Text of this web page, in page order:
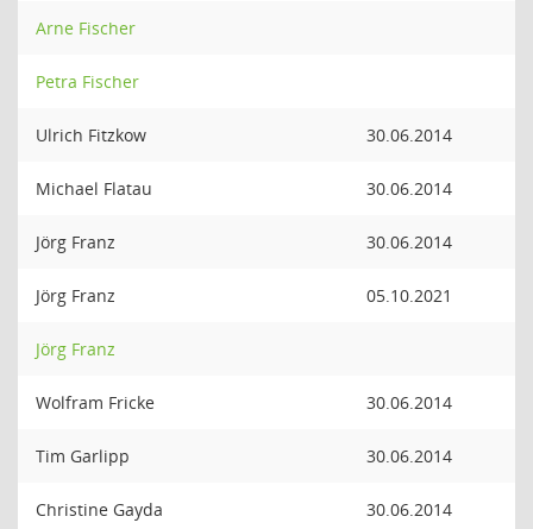
Arne Fischer
Petra Fischer
Ulrich Fitzkow 30.06.2014
Michael Flatau 30.06.2014
Jörg Franz 30.06.2014
Jörg Franz 05.10.2021
Jörg Franz
Wolfram Fricke 30.06.2014
Tim Garlipp 30.06.2014
Christine Gayda 30.06.2014